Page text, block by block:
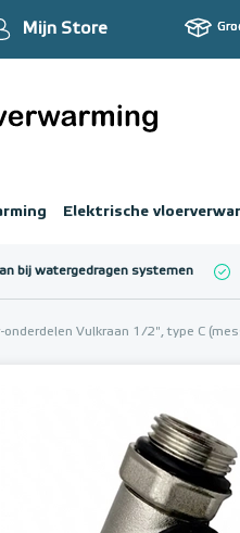
Mijn Store
Elektrische
bij watergedragen systemen
onderdelen Vulkraan 1/2", type C